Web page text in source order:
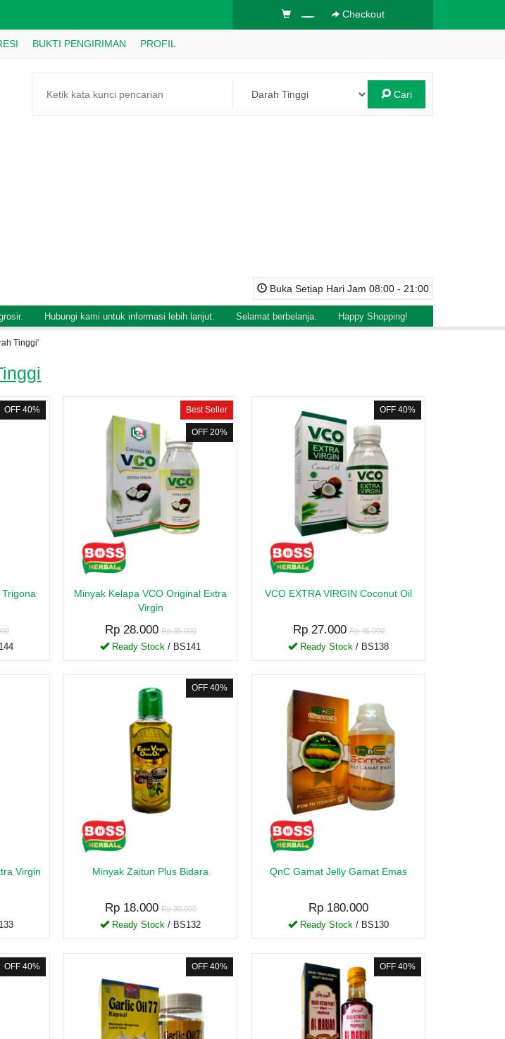
Checkout
BUKTI PENGIRIMAN PROFIL
Cari
Buka Setiap Hari Jam 08:00 - 21:00
Hubungi kami untuk informasi lebih lanjut. Selamat berbelanja. Happy Shopping!
Tinggi'
OFF 40% Best Seller
OFF 20%
Minyak Kelapa VCO Original Extra
Virgin
Rp 28.000 Rp 35.000
Ready Stock / BS141
OFF 40%
VCO EXTRA VIRGIN Coconut Oil
Rp 27.000 Rp 45.000
Ready Stock / BS138
Virgin
OFF 40%
Minyak Zaitun Plus Bidara
Rp 18.000 Rp 30.000
Ready Stock / BS132
QnC Gamat Jelly Gamat Emas
Rp 180.000
Ready Stock / BS130
OFF 40% OFF 40% OFF 40%